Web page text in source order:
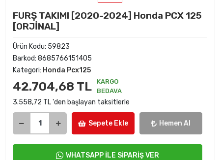
FURŞ TAKIMI [2020-2024] Honda PCX 125
[ORJİNAL]
Ürün Kodu: 59823
Barkod: 8685766151405
Kategori: Honda Pcx125
42.704,68 TL
KARGO
BEDAVA
3.558,72 TL 'den başlayan taksitlerle
Sepete Ekle Hemen Al
WHATSAPP İLE SİPARİŞ VER